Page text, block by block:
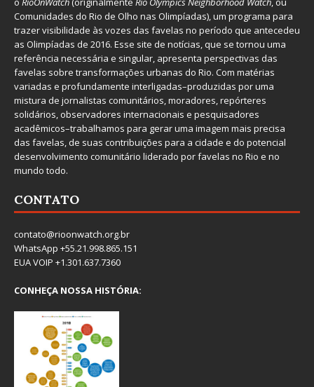
Comunidades do Rio de Olho nas Olimpíadas), um programa para
trazer visibilidade às vozes das favelas no período que antecedeu
as Olimpíadas de 2016. Esse site de notícias, que se tornou uma
referência necessária e singular, apresenta perspectivas das
favelas sobre transformações urbanas do Rio. Com matérias
variadas e profundamente interligadas–produzidas por uma
mistura de jornalistas comunitários, moradores, repórteres
solidários, observadores internacionais e pesquisadores
acadêmicos–trabalhamos para gerar uma imagem mais precisa
das favelas, de suas contribuições para a cidade e do potencial
desenvolvimento comunitário liderado por favelas no Rio e no
mundo todo.
CONTATO
contato@rioonwatch.org.br
WhatsApp +55.21.998.865.151
EUA VOIP +1.301.637.7360
CONHEÇA NOSSA HISTÓRIA: